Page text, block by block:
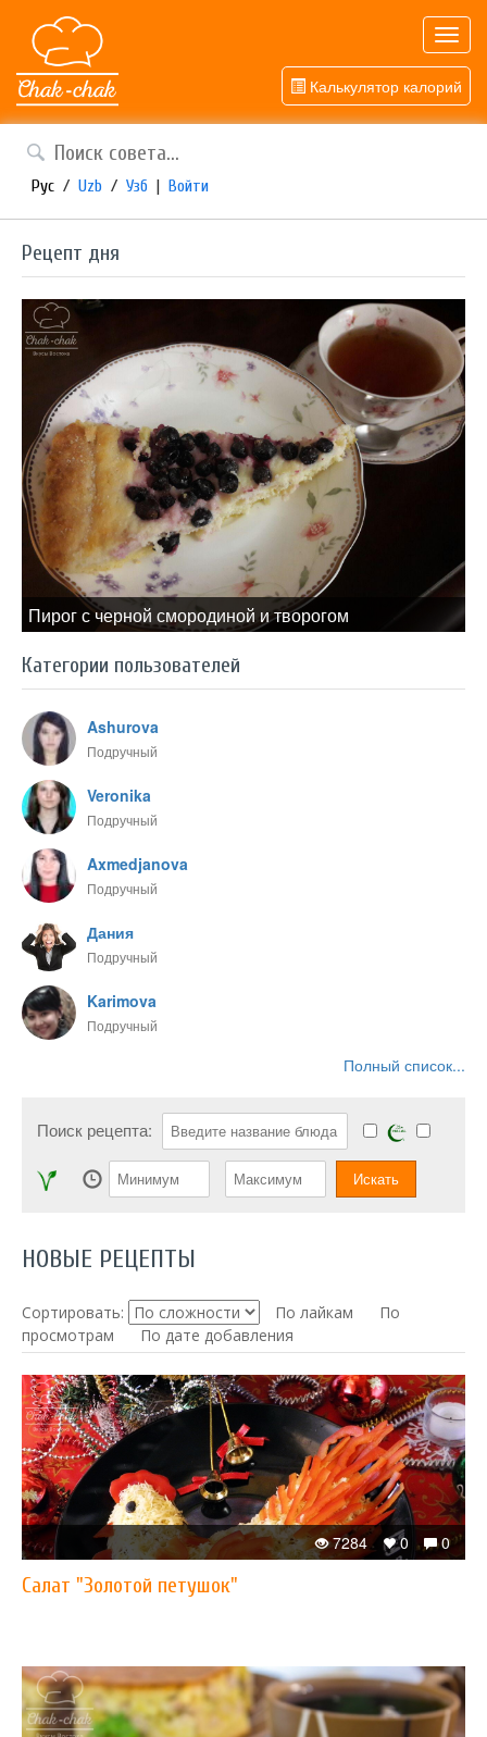
Калькулятор калорий
Рус / Uzb / Узб | Войти
Рецепт дня
Пирог с черной смородиной и творогом
Категории пользователей
Ashurova
Подручный
Veronika
Подручный
Axmedjanova
Подручный
Дания
Подручный
Karimova
Подручный
Полный список...
Поиск рецепта:
НОВЫЕ РЕЦЕПТЫ
Сортировать: По лайкам
По
просмотрам
По дате добавления
0
0
7284
Салат "Золотой петушок"